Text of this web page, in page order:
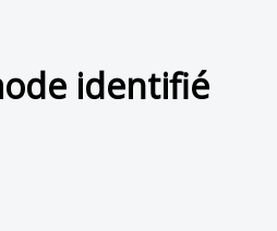
identifié